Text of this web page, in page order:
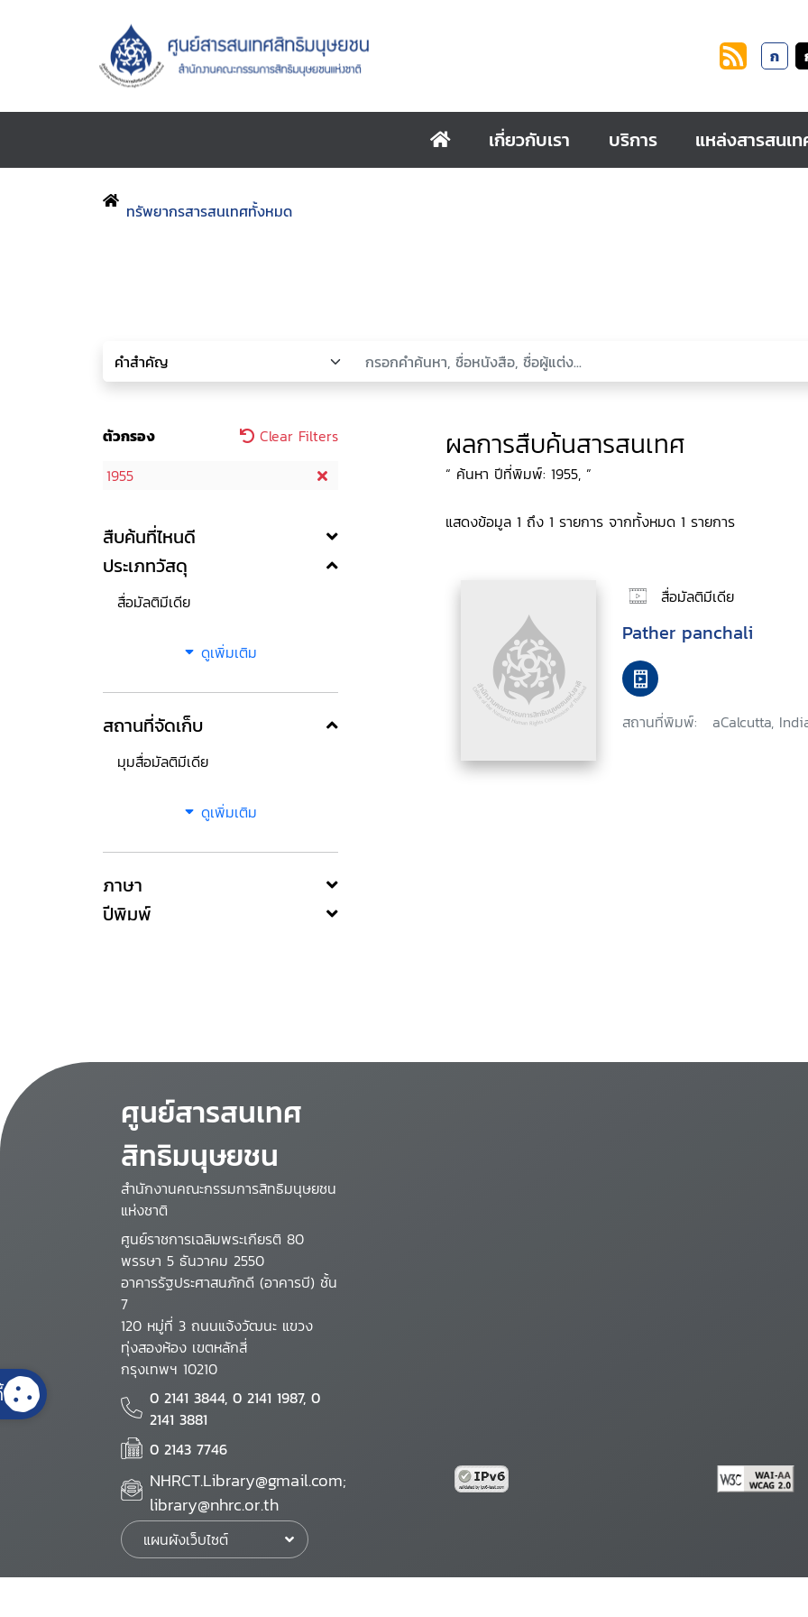
ก
เกี่ยวกับเรา บริการ แหล่งสารสนเ
ทรัพยากรสารสนเทศทั้งหมด
ตัวกรอง
Clear Filters
1955
สืบค้นที่ไหนดี
ประเภทวัสดุ
สื่อมัลติมีเดีย
ดูเพิ่มเติม
สถานที่จัดเก็บ
มุมสื่อมัลติมีเดีย
ดูเพิ่มเติม
ภาษา
ปีพิมพ์
ผลการสืบค้นสารสนเทศ
“ ค้นหา ปีที่พิมพ์: 1955, ”
แสดงข้อมูล 1 ถึง 1 รายการ จากทั้งหมด 1 รายการ
สื่อมัลติมีเดีย
Pather panchali
สถานที่พิมพ์: aCalcutta,
ศูนย์สารสนเทศ
สิทธิมนุษยชน
สำนักงานคณะกรรมการสิทธิมนุษยชน
แห่งชาติ
ศูนย์ราชการเฉลิมพระเกียรติ 80
พรรษา 5 ธันวาคม 2550
อาคารรัฐประศาสนภักดี (อาคารบี) ชั้น
7
120 หมู่ที่ 3 ถนนแจ้งวัฒนะ แขวง
ทุ่งสองห้อง เขตหลักสี่
กรุงเทพฯ 10210
0 2141 3844, 0 2141 1987, 0
2141 3881
0 2143 7746
NHRCT.Library@gmail.com;
library@nhrc.or.th
แผนผังเว็บไซต์